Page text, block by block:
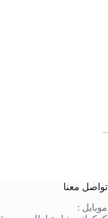
تواصل معنا
موبايل :